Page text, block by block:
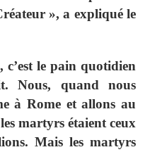
», a expliqué le
le pain quotidien
Nous, quand nous
à Rome et allons au
martyrs étaient ceux
Mais les martyrs